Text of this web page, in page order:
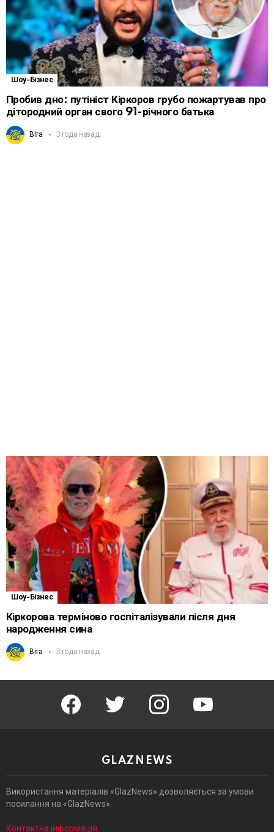
Шоу-Бізнес
Пробив дно: путініст Кіркоров грубо пожартував про
дітородний орган свого 91-річного батька
Віта 3 года назад
Шоу-Бізнес
Кіркорова терміново госпіталізували після дня
народження сина
Віта 3 года назад
facebook twitter instagram youtube
GLAZNEWS
Використання матеріалів «GlazNews» дозволяється за умови
посилання на «GlazNews».
Контактна інформація